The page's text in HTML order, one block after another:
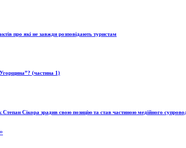
про які не завжди розповідають туристам
(частина 1)
Сікора зрадив свою позицію та став частиною медійного